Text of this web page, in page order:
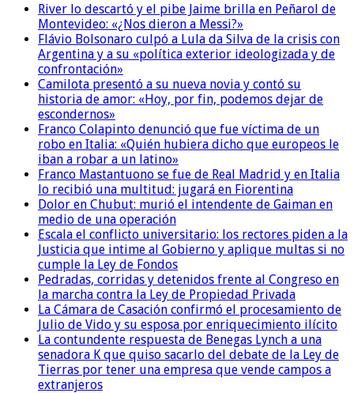
River lo descartó y el pibe Jaime brilla en Peñarol de
Montevideo: «¿Nos dieron a Messi?»
Flávio Bolsonaro culpó a Lula da Silva de la crisis con
Argentina y a su «política exterior ideologizada y de
confrontación»
Camilota presentó a su nueva novia y contó su
historia de amor: «Hoy, por fin, podemos dejar de
escondernos»
Franco Colapinto denunció que fue víctima de un
robo en Italia: «Quién hubiera dicho que europeos le
iban a robar a un latino»
Franco Mastantuono se fue de Real Madrid y en Italia
lo recibió una multitud: jugará en Fiorentina
Dolor en Chubut: murió el intendente de Gaiman en
medio de una operación
Escala el conflicto universitario: los rectores piden a la
Justicia que intime al Gobierno y aplique multas si no
cumple la Ley de Fondos
Pedradas, corridas y detenidos frente al Congreso en
la marcha contra la Ley de Propiedad Privada
La Cámara de Casación confirmó el procesamiento de
Julio de Vido y su esposa por enriquecimiento ilícito
La contundente respuesta de Benegas Lynch a una
senadora K que quiso sacarlo del debate de la Ley de
Tierras por tener una empresa que vende campos a
extranjeros